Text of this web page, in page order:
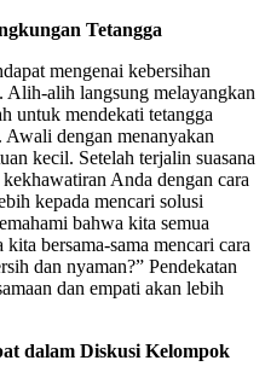
Tetangga
mengenai kebersihan
Alih-alih langsung melayangkan
untuk mendekati tetangga
Awali dengan menanyakan
kecil. Setelah terjalin suasana
Anda dengan cara
kepada mencari solusi
bahwa kita semua
bersama-sama mencari cara
dan nyaman?” Pendekatan
dan empati akan lebih
dalam Diskusi Kelompok